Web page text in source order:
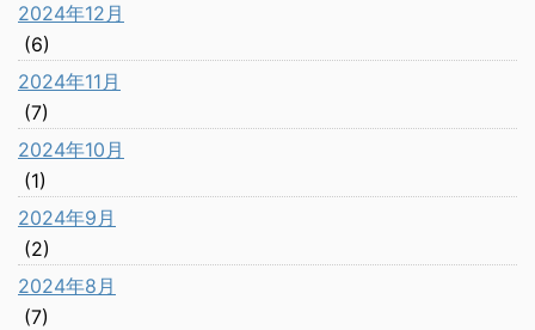
2024年12月
(6)
2024年11月
(7)
2024年10月
(1)
2024年9月
(2)
2024年8月
(7)